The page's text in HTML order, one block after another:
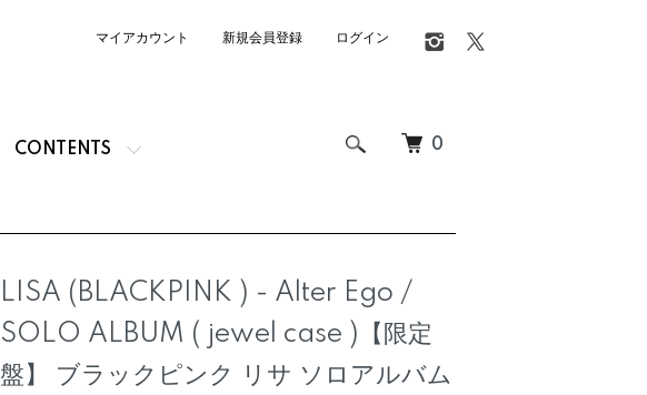
0
CONTENTS
マイアカウント 新規会員登録 ログイン
LISA (BLACKPINK ) - Alter Ego /
SOLO ALBUM ( jewel case )【限定
盤】 ブラックピンク リサ ソロアルバム